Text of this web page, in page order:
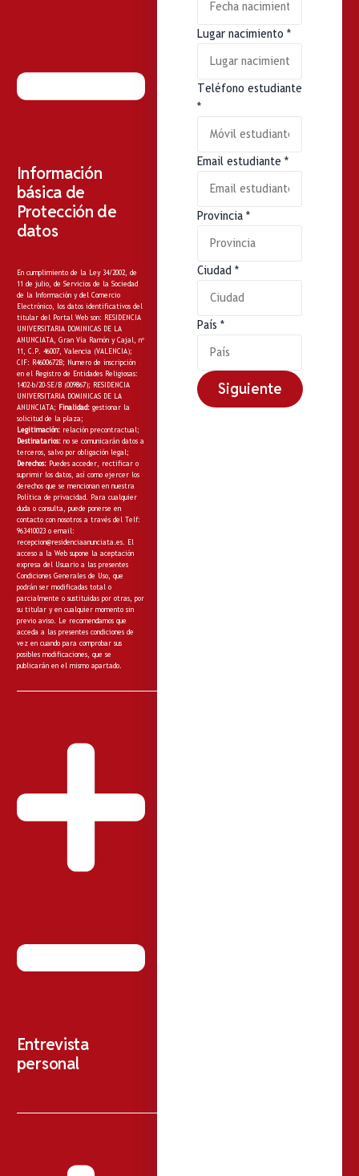
Información
básica de
Protección de
datos
En cumplimiento de la Ley 34/2002, de
11 de julio, de Servicios de la Sociedad
de la Información y del Comercio
Electrónico, los datos identificativos del
titular del Portal Web son: RESIDENCIA
UNIVERSITARIA DOMINICAS DE LA
ANUNCIATA, Gran Vía Ramón y Cajal, nº
11, C.P. 46007, Valencia (VALENCIA);
CIF: R4600672B; Numero de inscripción
en el Registro de Entidades Religiosas:
1402-b/20-SE/B (009867); RESIDENCIA
UNIVERSITARIA DOMINICAS DE LA
ANUNCIATA; Finalidad: gestionar la
solicitud de la plaza;
Legitimación: relación precontractual;
Destinatarios: no se comunicarán datos a
terceros, salvo por obligación legal;
Derechos: Puedes acceder, rectificar o
suprimir los datos, así como ejercer los
derechos que se mencionan en nuestra
Política de privacidad . Para cualquier
duda o consulta, puede ponerse en
contacto con nosotros a través del Telf:
963410023 o email:
recepcion@residenciaanunciata.es. El
acceso a la Web supone la aceptación
expresa del Usuario a las presentes
Condiciones Generales de Uso, que
podrán ser modificadas total o
parcialmente o sustituidas por otras, por
su titular y en cualquier momento sin
previo aviso. Le recomendamos que
acceda a las presentes condiciones de
vez en cuando para comprobar sus
posibles modificaciones, que se
publicarán en el mismo apartado.
Entrevista
personal
Lugar nacimiento *
Teléfono estudiante
*
Email estudiante *
Provincia *
Ciudad *
País *
Siguiente